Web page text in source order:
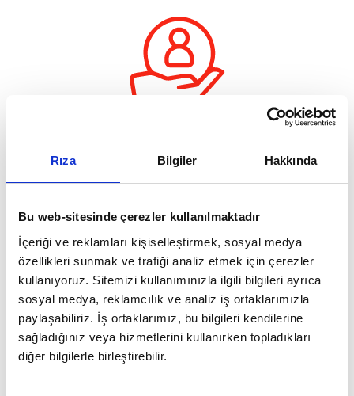
Rıza Bilgiler Hakkında
Bu web-sitesinde çerezler kullanılmaktadır
İçeriği ve reklamları kişiselleştirmek, sosyal medya
özellikleri sunmak ve trafiği analiz etmek için çerezler
kullanıyoruz. Sitemizi kullanımınızla ilgili bilgileri ayrıca
sosyal medya, reklamcılık ve analiz iş ortaklarımızla
paylaşabiliriz. İş ortaklarımız, bu bilgileri kendilerine
sağladığınız veya hizmetlerini kullanırken topladıkları
diğer bilgilerle birleştirebilir.
30.000 Kurumsal Müşteri
1.500.000 Kullanıcı